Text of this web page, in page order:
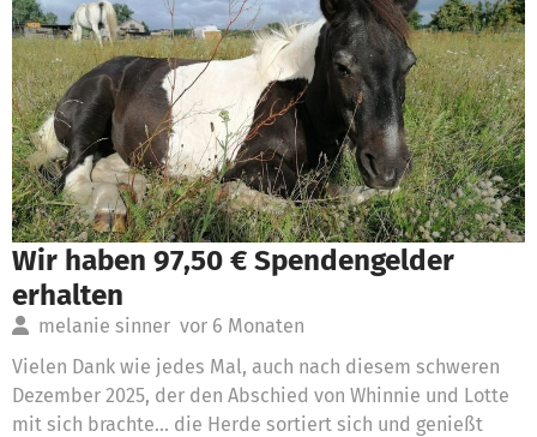
Wir haben 97,50 € Spendengelder
erhalten
melanie sinner vor 6 Monaten
Vielen Dank wie jedes Mal, auch nach diesem schweren
Dezember 2025, der den Abschied von Whinnie und Lotte
mit sich brachte... die Herde sortiert sich und genießt